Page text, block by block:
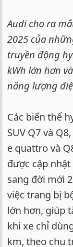
Audi cho ra
2025 của
truyền động
kWh lớn hơn
năng lượng
Các biến thể
SUV Q7 và
e quattro và
được cập
sang đời mới
việc trang bị
lớn hơn, giúp
khi xe chỉ
km, theo chu